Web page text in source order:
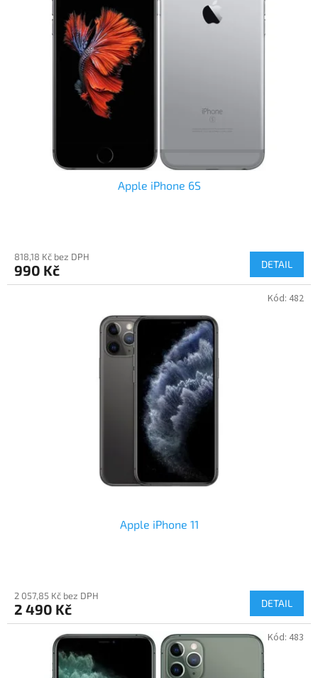
Apple iPhone 6S
818,18 Kč bez DPH
990 Kč DETAIL
Apple iPhone 11
2 057,85 Kč bez DPH
2 490 Kč DETAIL
Kód: 482
Kód: 483